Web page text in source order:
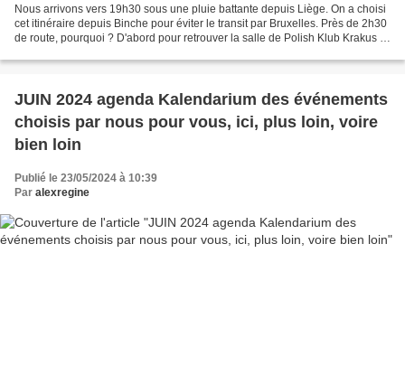
Nous arrivons vers 19h30 sous une pluie battante depuis Liège. On a choisi
cet itinéraire depuis Binche pour éviter le transit par Bruxelles. Près de 2h30
de route, pourquoi ? D'abord pour retrouver la salle de Polish Klub Krakus ,
JUIN 2024 agenda Kalendarium des événements
choisis par nous pour vous, ici, plus loin, voire
bien loin
Publié le 23/05/2024 à 10:39
Par alexregine